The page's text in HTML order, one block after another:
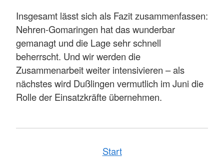
Insgesamt lässt sich als Fazit zusammenfassen:
Nehren-Gomaringen hat das wunderbar
gemanagt und die Lage sehr schnell
beherrscht. Und wir werden die
Zusammenarbeit weiter intensivieren – als
nächstes wird Dußlingen vermutlich im Juni die
Rolle der Einsatzkräfte übernehmen.
Start